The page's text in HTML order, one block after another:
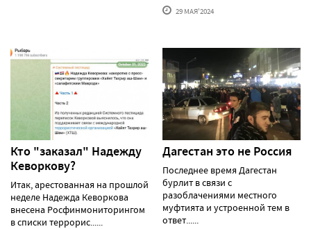
29 МАЯ'2024
Кто "заказал" Надежду
Кеворкову?
Итак, арестованная на прошлой
неделе Надежда Кеворкова
внесена Росфинмониторингом
в списки террорис......
Дагестан это не Россия
Последнее время Дагестан
бурлит в связи с
разоблачениями местного
муфтията и устроенной тем в
ответ......